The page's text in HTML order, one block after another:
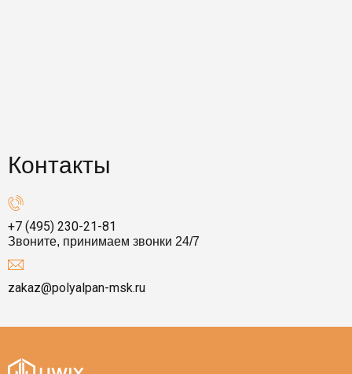
Контакты
+7 (495) 230-21-81
Звоните, принимаем звонки 24/7
zakaz@polyalpan-msk.ru